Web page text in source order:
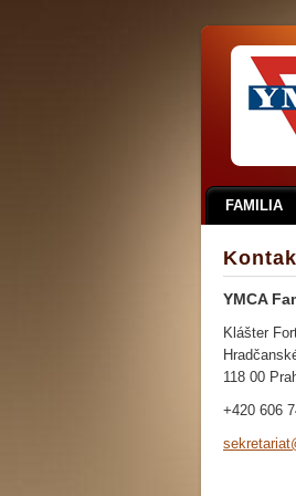
YMCA
Klášter
118 00
+420 606
sekretar
FAMILIA